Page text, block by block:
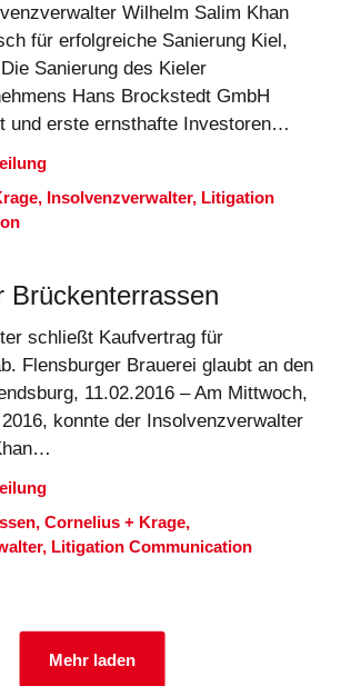
Wilhelm Salim Khan
für erfolgreiche Sanierung Kiel,
Sanierung des Kieler
Hans Brockstedt GmbH
und erste ernsthafte Investoren…
, Insolvenzverwalter, Litigation
Brückenterrassen
schließt Kaufvertrag für
Flensburger Brauerei glaubt an den
11.02.2016 – Am Mittwoch,
konnte der Insolvenzverwalter
, Cornelius + Krage,
, Litigation Communication
Mehr laden